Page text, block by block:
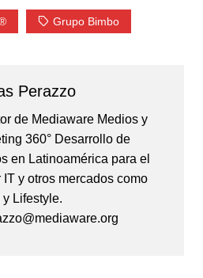
Grupo Bimbo
Perazzo
de Mediaware Medios y
360° Desarrollo de
en Latinoamérica para el
IT y otros mercados como
y Lifestyle.